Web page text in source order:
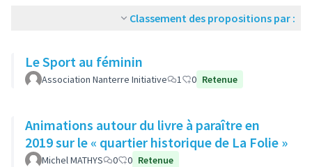
Classement des propositions par :
Le Sport au féminin
Association Nanterre Initiative 1 0 Retenue
Animations autour du livre à paraître en
2019 sur le « quartier historique de La Folie »
Michel MATHYS 0 0 Retenue